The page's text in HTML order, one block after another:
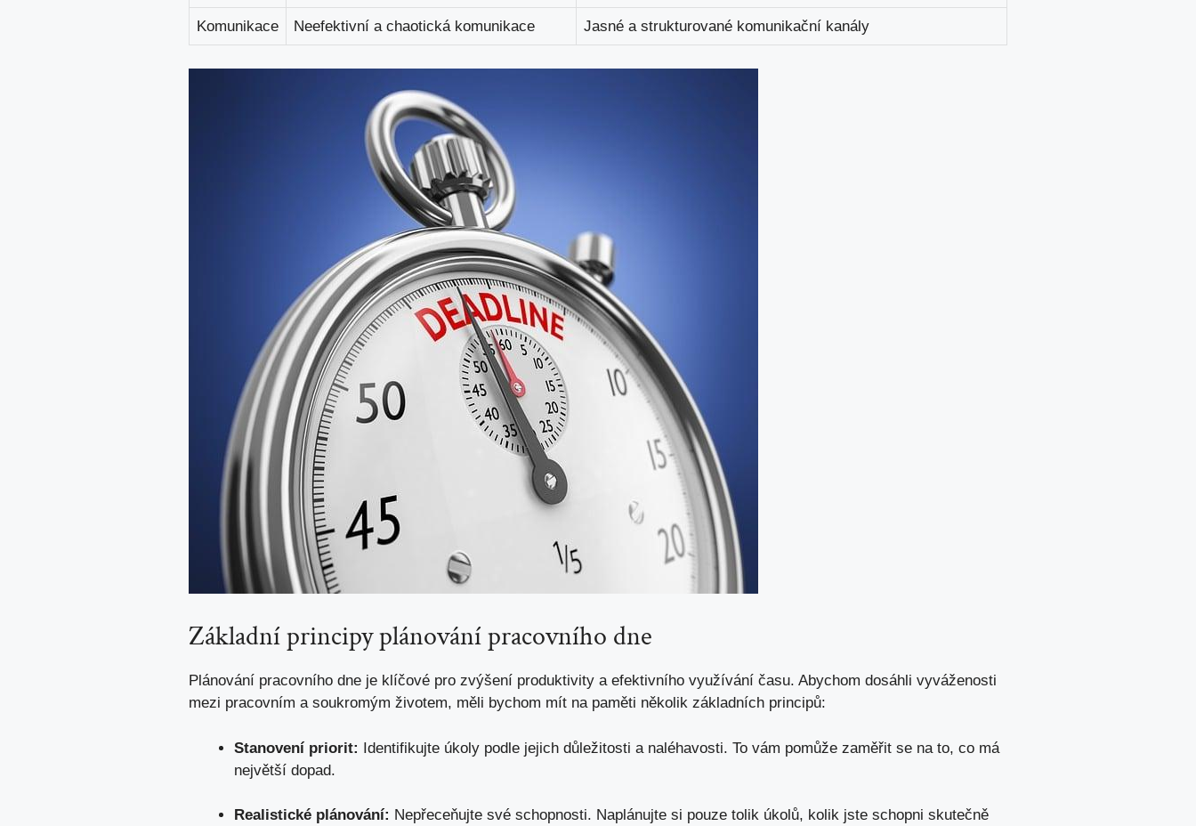
Komunikace Neefektivní a chaotická komunikace Jasné a strukturované komunikační kanály
Základní principy plánování pracovního dne
Plánování pracovního dne je klíčové pro zvýšení produktivity a efektivního využívání času. Abychom dosáhli vyváženosti
mezi pracovním a soukromým životem, měli bychom mít na paměti několik základních principů:
Stanovení priorit: Identifikujte úkoly podle jejich důležitosti a naléhavosti. To vám pomůže zaměřit se na to, co má
největší dopad.
Realistické plánování: Nepřeceňujte své schopnosti. Naplánujte si pouze tolik úkolů, kolik jste schopni skutečně